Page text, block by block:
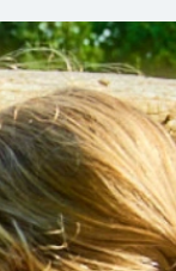
in
München.